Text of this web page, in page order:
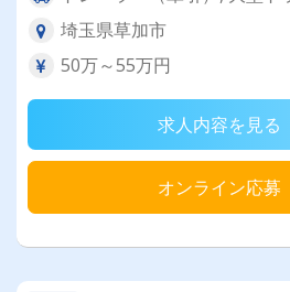
埼玉県草加市
50万～55万円
求人内容を見る
オンライン応募